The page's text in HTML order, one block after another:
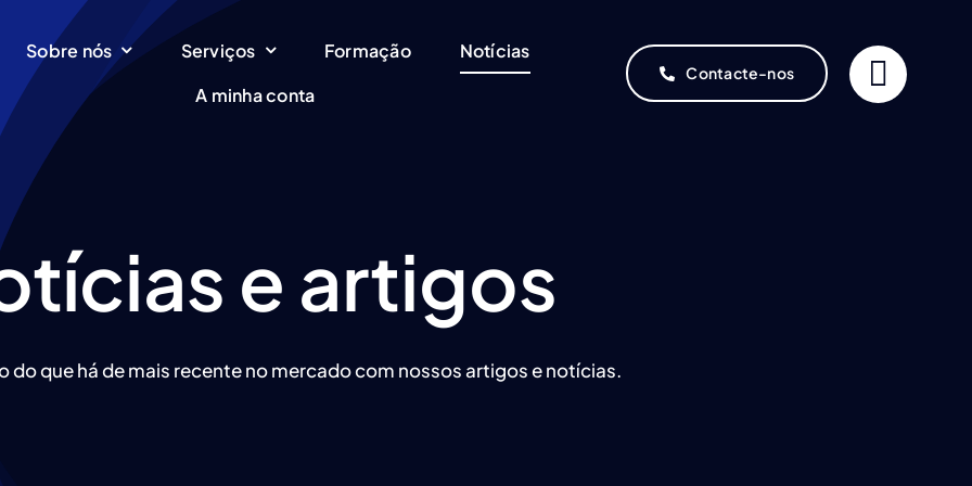
Sobre nós Serviços Formação
Notícias
A minha conta
Contacte-nos
e artigos
do que há de mais recente no mercado com nossos artigos e notícias.